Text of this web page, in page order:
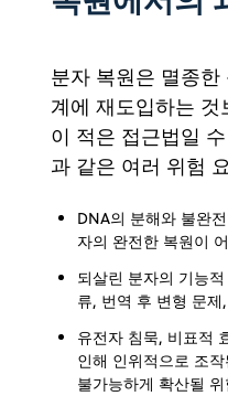
분자 복원은 멸종
계에 재도입하는 것
이 적은 접근법일
과 같은 여러 위험
DNA의 분해와 불완
자의 완전한 복원이
되살린 분자의 기능
류, 번역 후 변형 문
유전자 침묵, 비표적
인해 인위적으로 조
불가능하게 확산될 위